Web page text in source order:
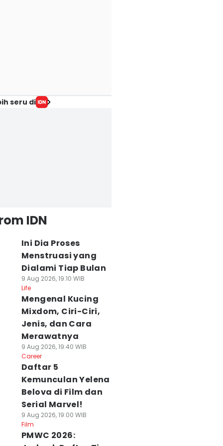
seru di
IDN
Ini Dia Proses
Menstruasi yang
Dialami Tiap Bulan
9 Aug 2026, 19:10 WIB
Life
Mengenal Kucing
Mixdom, Ciri-Ciri,
Jenis, dan Cara
Merawatnya
9 Aug 2026, 19:40 WIB
Career
Daftar 5
Kemunculan Yelena
Belova di Film dan
Serial Marvel!
9 Aug 2026, 19:00 WIB
Film
PMWC 2026: